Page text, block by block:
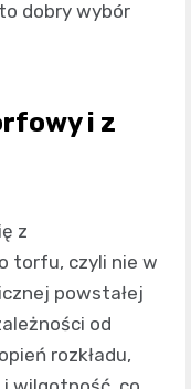
dobry wybór
i z
z
torfu, czyli nie w
powstałej
od
rozkładu,